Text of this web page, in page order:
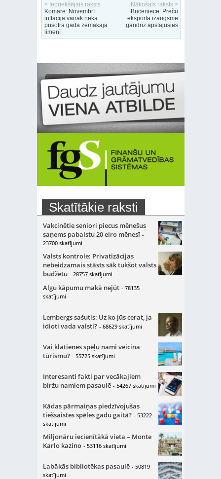
< Iepriekšējais raksts
Komare: Novembrī
inflācija vairāk nekā
pusotra gada zemākajā
līmenī
Nākošais raksts >
Buceniece: Preču
eksporta izaugsme
gandrīz apstājusies
Skatītākie raksti
Vakcinētie seniori piecus mēnešus
saņems pabalstu 20 eiro mēnesī -
23700 skatījumi
Valsts kontrole: Privatizācijas
nebeidzamais stāsts sāk tukšot valsts
budžetu - 28757 skatījumi
Algu kāpumu makā nejūt - 78135
skatījumi
Lembergs sašutis: Uz ko jūs cerat, ja
idioti vada valsti? - 68629 skatījumi
Vai klātienes spēļu nami veicina
tūrismu? - 55725 skatījumi
Interesanti fakti par vecākajiem
biržu namiem pasaulē - 54267 skatījumi
Kādas pārmaiņas piedzīvojušas
tiešsaistes spēles gadu gaitā? - 53222
skatījumi
Miljonāru iecienītākā vieta – Monte
Karlo kazino - 53116 skatījumi
Labākās bibliotēkas pasaulē - 50819
skatījumi